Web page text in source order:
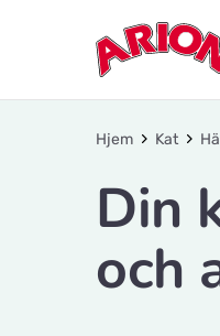
Hjem Kat
Din
och